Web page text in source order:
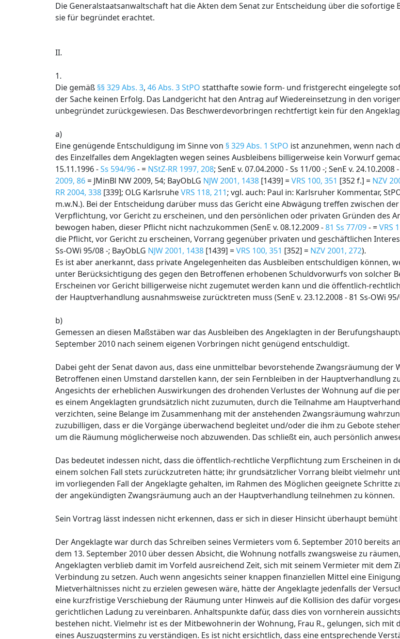
Die Generalstaatsanwaltschaft hat die Akten dem Senat zur Entscheidung über die sofortige
sie für begründet erachtet.
II.
1.
Die gemäß §§ 329 Abs. 3, 46 Abs. 3 StPO statthafte sowie form- und fristgerecht eingelegte
der Sache keinen Erfolg. Das Landgericht hat den Antrag auf Wiedereinsetzung in den
unbegründet zurückgewiesen. Das Beschwerdevorbringen rechtfertigt kein für den
a)
Eine genügende Entschuldigung im Sinne von § 329 Abs. 1 StPO ist anzunehmen, wenn nach
des Einzelfalles dem Angeklagten wegen seines Ausbleibens billigerweise kein Vorwurf
15.11.1996 -Ss 594/96- = NStZ-RR 1997, 208; SenE v. 07.04.2000 - Ss 11/00 -; SenE v. 24.10.2008 -
2009, 86= JMinBl NW 2009, 54; BayObLG NJW 2001, 1438 [1439] =VRS 100, 351 [352 f.] = NZV
RR 2004, 338 [339]; OLG KarlsruheVRS 118, 211; vgl. auch: Paul in: Karlsruher Kommentar,
m.w.N.). Bei der Entscheidung darüber muss das Gericht eine Abwägung treffen zwischen
Verpflichtung, vor Gericht zu erscheinen, und den persönlichen oder privaten Gründen des
bewogen haben, dieser Pflicht nicht nachzukommen (SenE v. 08.12.2009 -81 Ss 77/09- =VRS
die Pflicht, vor Gericht zu erscheinen, Vorrang gegenüber privaten und geschäftlichen
Ss-OWi 95/08 -; BayObLG NJW 2001, 1438 [1439] =VRS 100, 351 [352] = NZV 2001, 272).
Es ist aber anerkannt, dass private Angelegenheiten das Ausbleiben entschuldigen können,
unter Berücksichtigung des gegen den Betroffenen erhobenen Schuldvorwurfs von solcher
Erscheinen vor Gericht billigerweise nicht zugemutet werden kann und die öffentlich-
der Hauptverhandlung ausnahmsweise zurücktreten muss (SenE v. 23.12.2008 - 81 Ss-OWi
b)
Gemessen an diesen Maßstäben war das Ausbleiben des Angeklagten in der
September 2010 nach seinem eigenen Vorbringen nicht genügend entschuldigt.
Dabei geht der Senat davon aus, dass eine unmittelbar bevorstehende Zwangsräumung der
Betroffenen einen Umstand darstellen kann, der sein Fernbleiben in der Hauptverhandlung
Angesichts der erheblichen Auswirkungen des drohenden Verlustes der Wohnung auf die
es einem Angeklagten grundsätzlich nicht zuzumuten, durch die Teilnahme am
verzichten, seine Belange im Zusammenhang mit der anstehenden Zwangsräumung
zuzubilligen, dass er die Vorgänge überwachend begleitet und/oder die ihm zu Gebote
um die Räumung möglicherweise noch abzuwenden. Das schließt ein, auch persönlich
Das bedeutet indessen nicht, dass die öffentlich-rechtliche Verpflichtung zum Erscheinen in
einem solchen Fall stets zurückzutreten hätte; ihr grundsätzlicher Vorrang bleibt vielmehr
im vorliegenden Fall der Angeklagte gehalten, im Rahmen des Möglichen geeignete Schritte
der angekündigten Zwangsräumung auch an der Hauptverhandlung teilnehmen zu können.
Sein Vortrag lässt indessen nicht erkennen, dass er sich in dieser Hinsicht überhaupt bemüht
Der Angeklagte war durch das Schreiben seines Vermieters vom 6. September 2010 bereits
dem 13. September 2010 über dessen Absicht, die Wohnung notfalls zwangsweise zu
Angeklagten verblieb damit im Vorfeld ausreichend Zeit, sich mit seinem Vermieter mit dem
Verbindung zu setzen. Auch wenn angesichts seiner knappen finanziellen Mittel eine
Mietverhältnisses nicht zu erzielen gewesen wäre, hätte der Angeklagte jedenfalls der
eine kurzfristige Verschiebung der Räumung unter Hinweis auf die Kollision des dafür
gerichtlichen Ladung zu vereinbaren. Anhaltspunkte dafür, dass dies von vornherein
bestehen nicht. Vielmehr ist es der Mitbewohnerin der Wohnung, Frau R., gelungen, sich mit
eines Auszugstermins zu verständigen. Es ist nicht ersichtlich, dass eine entsprechende